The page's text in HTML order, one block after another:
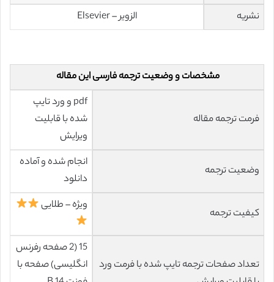
نشریه الزویر – Elsevier
مشخصات و وضعیت ترجمه فارسی این مقاله
فرمت ترجمه مقاله
pdf و ورد تایپ
شده با قابلیت
ویرایش
وضعیت ترجمه
انجام شده و آماده
دانلود
کیفیت ترجمه
ویژه – طلایی
تعداد صفحات ترجمه تایپ شده با فرمت ورد
15 (2 صفحه رفرنس
انگلیسی) صفحه با